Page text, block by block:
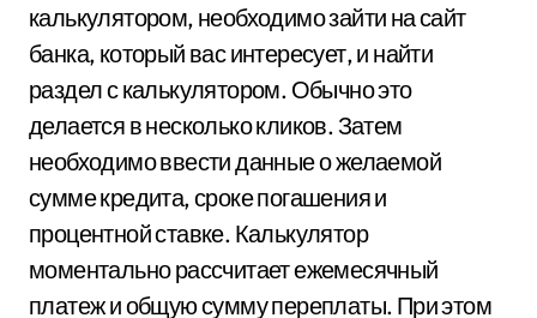
калькулятором, необходимо зайти на сайт
банка, который вас интересует, и найти
раздел с калькулятором. Обычно это
делается в несколько кликов. Затем
необходимо ввести данные о желаемой
сумме кредита, сроке погашения и
процентной ставке. Калькулятор
моментально рассчитает ежемесячный
платеж и общую сумму переплаты. При этом